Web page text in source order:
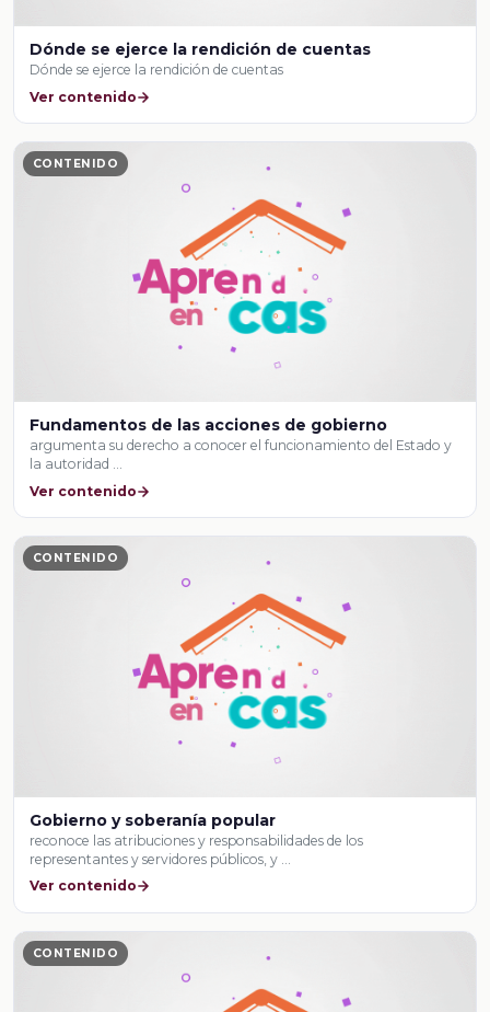
Dónde se ejerce la rendición de cuentas
Dónde se ejerce la rendición de cuentas
Ver contenido
CONTENIDO
Fundamentos de las acciones de gobierno
argumenta su derecho a conocer el funcionamiento del Estado y
la autoridad …
Ver contenido
CONTENIDO
Gobierno y soberanía popular
reconoce las atribuciones y responsabilidades de los
representantes y servidores públicos, y …
Ver contenido
CONTENIDO